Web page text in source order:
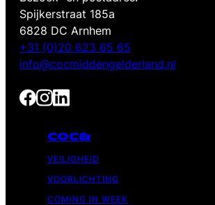
Spijkerstraat 185a
6828 DC Arnhem
+31 (0)20 623 65 65
info@cocmiddengelderland.nl
COC&
VEILIGHEID
VOORLICHTING
COMING IN WEEK